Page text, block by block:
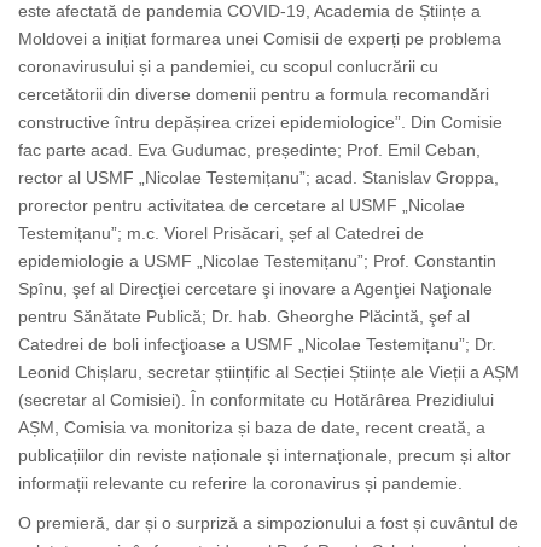
este afectată de pandemia COVID-19, Academia de Științe a
Moldovei a inițiat formarea unei Comisii de experți pe problema
coronavirusului și a pandemiei, cu scopul conlucrării cu
cercetătorii din diverse domenii pentru a formula recomandări
constructive întru depășirea crizei epidemiologice”. Din Comisie
fac parte acad. Eva Gudumac, președinte; Prof. Emil Ceban,
rector al USMF „Nicolae Testemițanu”; acad. Stanislav Groppa,
prorector pentru activitatea de cercetare al USMF „Nicolae
Testemițanu”; m.c. Viorel Prisăcari, șef al Catedrei de
epidemiologie a USMF „Nicolae Testemițanu”; Prof. Constantin
Spînu, şef al Direcţiei cercetare şi inovare a Agenţiei Naţionale
pentru Sănătate Publică; Dr. hab. Gheorghe Plăcintă, şef al
Catedrei de boli infecţioase a USMF „Nicolae Testemițanu”; Dr.
Leonid Chișlaru, secretar științific al Secției Științe ale Vieții a AȘM
(secretar al Comisiei). În conformitate cu Hotărârea Prezidiului
AȘM, Comisia va monitoriza și baza de date, recent creată, a
publicațiilor din reviste naționale și internaționale, precum și altor
informații relevante cu referire la coronavirus și pandemie.
O premieră, dar și o surpriză a simpozionului a fost și cuvântul de